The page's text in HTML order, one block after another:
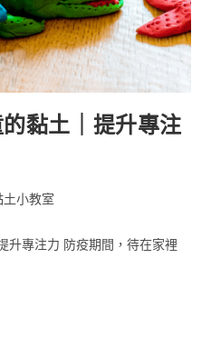
黏土｜提升專注
土小教室
升專注力 防疫期間，待在家裡